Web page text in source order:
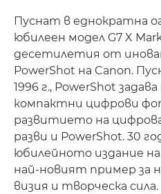
Пуснат в еднократна
юбилеен модел G7 X
десетилетия от
PowerShot на Canon.
1996 г., PowerShot
компактни цифрови
развитието на
разви и PowerShot. 30
юбилейното издание на
най-новият пример за
визия и творческа сила.